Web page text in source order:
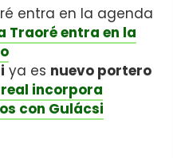
entra en la agenda
Traoré entra en la
ya es nuevo portero
incorpora
con Gulácsi